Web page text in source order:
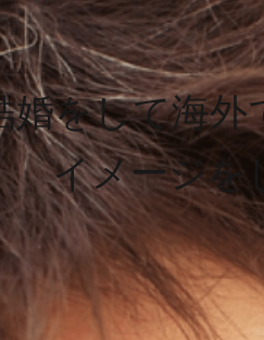
婚をして海外
イメージを